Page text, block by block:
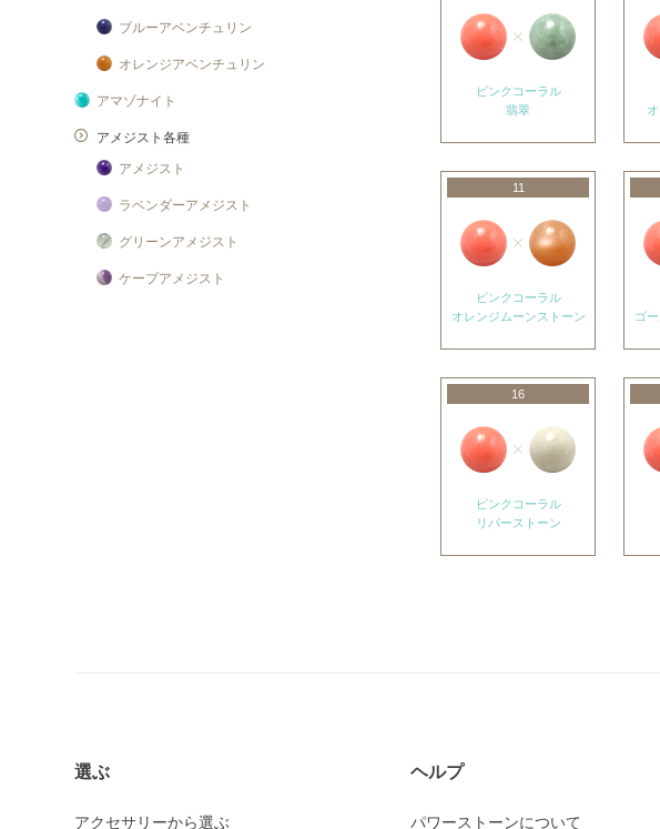
ブルーアベンチュリン
オレンジアベンチュリン
アマゾナイト
アメジスト各種
アメジスト
ラベンダーアメジスト
グリーンアメジスト
ケープアメジスト
ホワイトオニキス
ピンクコーラル
翡翠
11
ピンクコーラル
オレンジムーンストーン
ゴ
16
ピンクコーラル
リバーストーン
選ぶ
アクセサリーから選ぶ
ヘルプ
パワーストーンについて